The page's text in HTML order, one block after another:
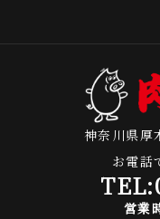
神奈川県厚
お電話
TEL:
営業